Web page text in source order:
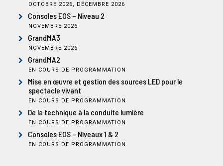
OCTOBRE 2026, DÉCEMBRE 2026
Consoles EOS – Niveau 2
NOVEMBRE 2026
GrandMA3
NOVEMBRE 2026
GrandMA2
EN COURS DE PROGRAMMATION
Mise en œuvre et gestion des sources LED pour le
spectacle vivant
EN COURS DE PROGRAMMATION
De la technique à la conduite lumière
EN COURS DE PROGRAMMATION
Consoles EOS – Niveaux 1 & 2
EN COURS DE PROGRAMMATION